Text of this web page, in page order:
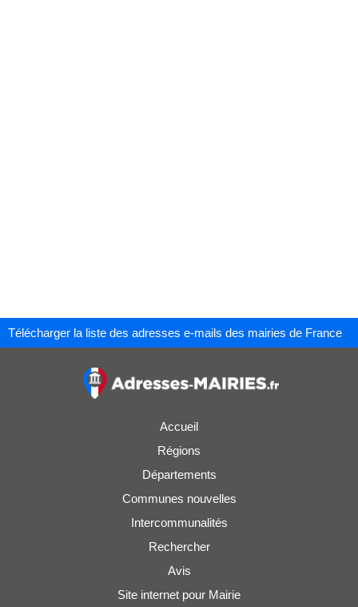
Télécharger la liste des adresses e-mails des mairies de France
Accueil
Régions
Départements
Communes nouvelles
Intercommunalités
Rechercher
Avis
Site internet pour Mairie